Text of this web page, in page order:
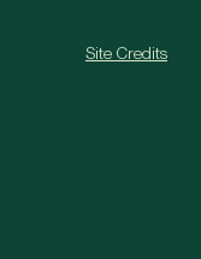
Site Credits